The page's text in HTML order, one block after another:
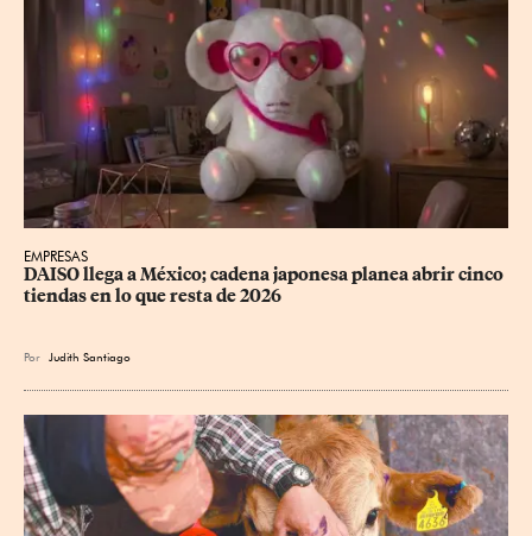
EMPRESAS
DAISO llega a México; cadena japonesa planea abrir cinco
tiendas en lo que resta de 2026
Por Judith Santiago